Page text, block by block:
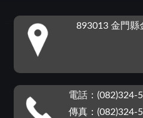
893013 金門縣
電話：(082)324-
傳真：(082)324-